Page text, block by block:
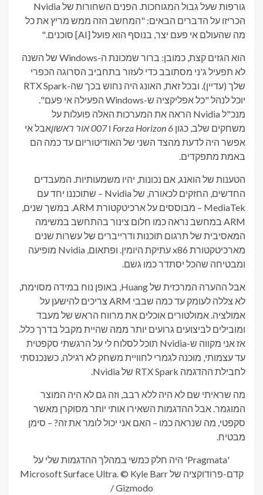
גורפות שעל גבול המגוחכות. הפנים השחורות של Nvidia
הכריזו על הדברים הבאים: "המחשב הזה ממש מריץ את כל
מה שהעולם אי פעם יצר, בנוסף הוא פועל [AI] סוכנים."
הוא הגזים קצת, כמובן: ברור שמכונת ה-Windows של השנה
לא תפעיל ג'ני מסתובב כדי לעזור בתחביב הסרוגה הכפרי
שלך (עדיין). ובכל זאת, האונג היה נחוש בכך שה-RTX Spark
יוכל לנהל "כל אפליקציה ש-Windows הפעילה אי פעם".
מנכ"ל Nvidia הראה את המערכות האלה פועלות על
משחקים שלב, כגון Forza Horizon 6 ו007 אור ראשון
אבל אי
אפשר היה לדעת מהצד השני של האודיטוריום עד כמה הם
באמת מתפקדים.
הטענות של הואנג, אם נכונות, יהיו משמעותיות. המעבדים
החדשים, החזקים לכאורה, של Nvidia – שתוכננו יחד עם
MediaTek – מבוססים על ארכיטקטורת ARM. במשך שנים,
ARM במחשב נראה כמו חלום צינור בהתחשב במשימה
המאסיבית של תרגום תוכנות ודרייברים של עשרות שנים
מארכיטקטורת x86 עתיקת היומין. ופתאום, Nvidia מופיעה
ומבטיחה שהכל יסתדר כמו גשם.
אבל ההערה המרכזית של Huang, באופן נוח במידה מסוימת,
לא צללה לעומק עד כמה שבבי ARM צריכים להישען על
אמולציה. אמולטורים אוכלים את מרווח הראש של מעבד
ומובילים לביצועים גרועים יותר ממה שהיית מקבל בדרך כלל.
אז אני מקווה ש-Nvidia תוכל לסלוח לי על הרגשתי סקפטית
עד עצמותי, מוכנה לגמרי לחוויית משחק לא רגילה, כשנכנסתי
לחבילת ההדגמה RTX Spark של Nvidia.
מה שראיתי שם לא היה ללא רבב, וזה גם לא היה המוצר
המוגמר. אבל ההדגמות השאירו אותי יותר מסוקרן מאשר
סקפטי, מה שנראה כמו – האם אני יכול לומר את זה? – סימן
מבטיח.
'Pragmata' היה חלק כמשי במהלך ההדגמות שלי על
קדם-פרודוקציה של Microsoft Surface Ultra. © Kyle Barr
/ Gizmodo